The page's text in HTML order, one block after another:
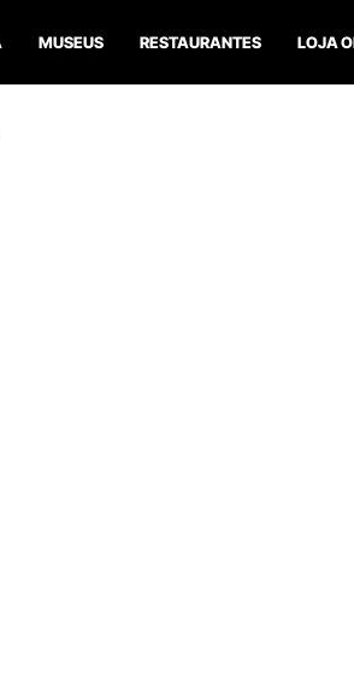
MUSEUS RESTAURANTES LOJA